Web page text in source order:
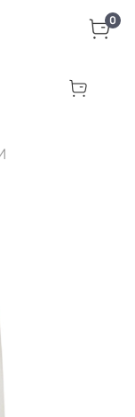
0